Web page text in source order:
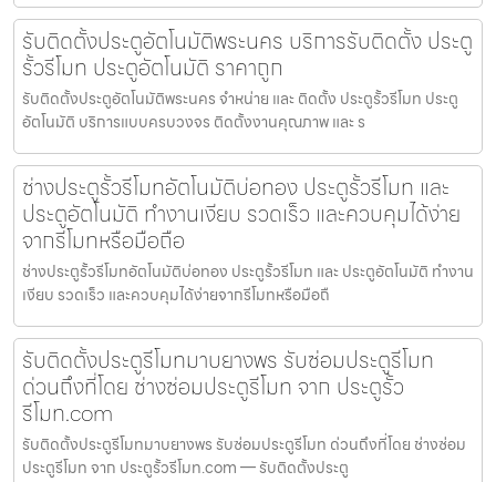
รับติดตั้งประตูอัตโนมัติพระนคร บริการรับติดตั้ง ประตู
รั้วรีโมท ประตูอัตโนมัติ ราคาถูก
รับติดตั้งประตูอัตโนมัติพระนคร จำหน่าย และ ติดตั้ง ประตูรั้วรีโมท ประตู
อัตโนมัติ บริการแบบครบวงจร ติดตั้งงานคุณภาพ และ ร
ช่างประตูรั้วรีโมทอัตโนมัติบ่อทอง ประตูรั้วรีโมท และ
ประตูอัตโนมัติ ทำงานเงียบ รวดเร็ว และควบคุมได้ง่าย
จากรีโมทหรือมือถือ
ช่างประตูรั้วรีโมทอัตโนมัติบ่อทอง ประตูรั้วรีโมท และ ประตูอัตโนมัติ ทำงาน
เงียบ รวดเร็ว และควบคุมได้ง่ายจากรีโมทหรือมือถื
รับติดตั้งประตูรีโมทมาบยางพร รับซ่อมประตูรีโมท
ด่วนถึงที่โดย ช่างซ่อมประตูรีโมท จาก ประตูรั้ว
รีโมท.com
รับติดตั้งประตูรีโมทมาบยางพร รับซ่อมประตูรีโมท ด่วนถึงที่โดย ช่างซ่อม
ประตูรีโมท จาก ประตูรั้วรีโมท.com — รับติดตั้งประตู